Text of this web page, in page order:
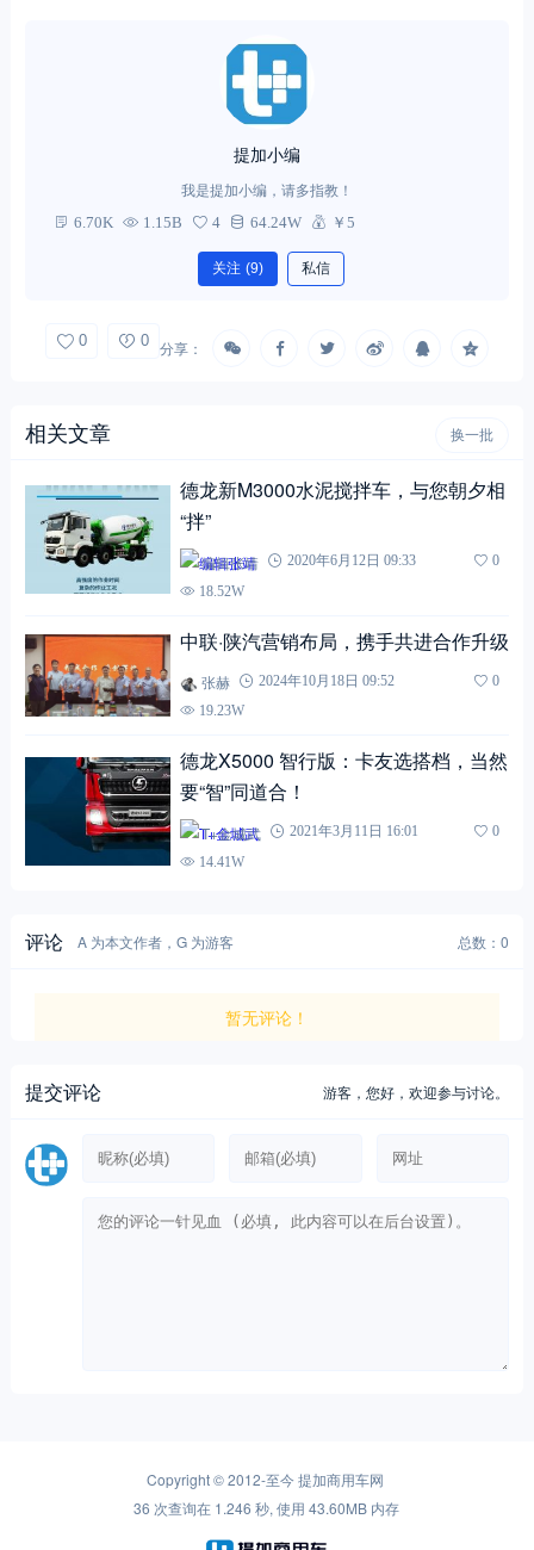
提加小编
我是提加小编，请多指教！
6.70K 1.15B 4 64.24W ￥5
关注 (9) 私信
0 0 分享：
相关文章 换一批
德龙新M3000水泥搅拌车，与您朝夕相
“拌”
编辑张靖 2020年6月12日 09:33
0
18.52W
中联·陕汽营销布局，携手共进合作升级
张赫 2024年10月18日 09:52
0
19.23W
德龙X5000 智行版：卡友选搭档，当然
要“智”同道合！
T+金城武 2021年3月11日 16:01
0
14.41W
评论 A 为本文作者，G 为游客 总数：0
暂无评论！
提交评论 游客，您好，欢迎参与讨论。
Copyright © 2012-至今提加商用车网
36 次查询在 1.246 秒, 使用 43.60MB 内存